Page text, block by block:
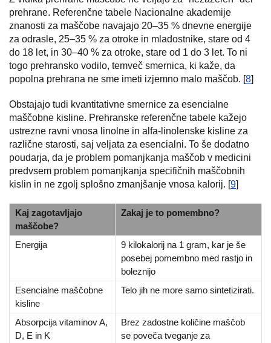
prehrane. Referenčne tabele Nacionalne akademije
znanosti za maščobe navajajo 20–35 % dnevne energije
za odrasle, 25–35 % za otroke in mladostnike, stare od 4
do 18 let, in 30–40 % za otroke, stare od 1 do 3 let. To ni
togo prehransko vodilo, temveč smernica, ki kaže, da
popolna prehrana ne sme imeti izjemno malo maščob. [8]
Obstajajo tudi kvantitativne smernice za esencialne
maščobne kisline. Prehranske referenčne tabele kažejo
ustrezne ravni vnosa linolne in alfa-linolenske kisline za
različne starosti, saj veljata za esencialni. To še dodatno
poudarja, da je problem pomanjkanja maščob v medicini
predvsem problem pomanjkanja specifičnih maščobnih
kislin in ne zgolj splošno zmanjšanje vnosa kalorij. [9]
Kaj zagotavljajo
maščobe?
Zakaj je to pomembno?
Energija
9 kilokalorij na 1 gram, kar je še
posebej pomembno med rastjo in
boleznijo
Esencialne maščobne
kisline
Telo jih ne more samo sintetizirati.
Absorpcija vitaminov A,
D, E in K
Brez zadostne količine maščob
se poveča tveganje za